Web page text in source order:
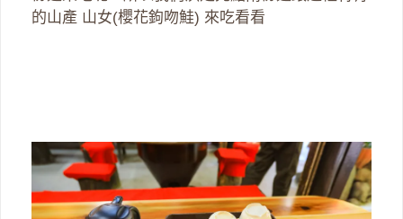
的山產 山女(櫻花鉤吻鮭) 來吃看看